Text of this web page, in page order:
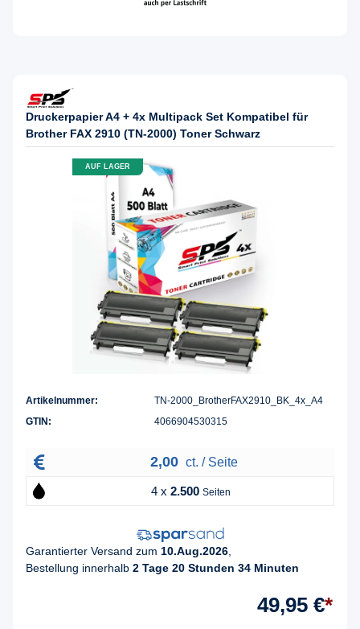
Druckerpapier A4 + 4x Multipack Set Kompatibel für
Brother FAX 2910 (TN-2000) Toner Schwarz
AUF LAGER
Artikelnummer:
TN-2000_BrotherFAX2910_BK_4x_A4
GTIN:
4066904530315
2,00 ct. / Seite
4 x 2.500 Seiten
Garantierter Versand zum 10.Aug.2026
Bestellung innerhalb 2 Tage 20 Stunden 34 Minuten
49,95 €*